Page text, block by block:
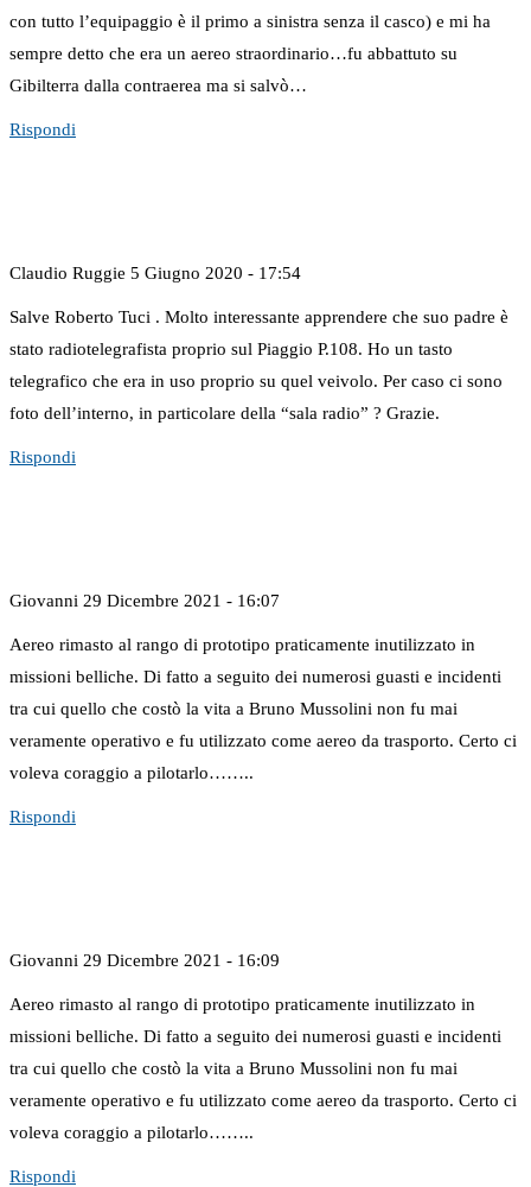
con tutto l’equipaggio è il primo a sinistra senza il casco) e mi ha
sempre detto che era un aereo straordinario…fu abbattuto su
Gibilterra dalla contraerea ma si salvò…
Rispondi
Claudio Ruggie 5 Giugno 2020 - 17:54
Salve Roberto Tuci . Molto interessante apprendere che suo padre è
stato radiotelegrafista proprio sul Piaggio P.108. Ho un tasto
telegrafico che era in uso proprio su quel veivolo. Per caso ci sono
foto dell’interno, in particolare della “sala radio” ? Grazie.
Rispondi
Giovanni 29 Dicembre 2021 - 16:07
Aereo rimasto al rango di prototipo praticamente inutilizzato in
missioni belliche. Di fatto a seguito dei numerosi guasti e incidenti
tra cui quello che costò la vita a Bruno Mussolini non fu mai
veramente operativo e fu utilizzato come aereo da trasporto. Certo ci
voleva coraggio a pilotarlo……..
Rispondi
Giovanni 29 Dicembre 2021 - 16:09
Aereo rimasto al rango di prototipo praticamente inutilizzato in
missioni belliche. Di fatto a seguito dei numerosi guasti e incidenti
tra cui quello che costò la vita a Bruno Mussolini non fu mai
veramente operativo e fu utilizzato come aereo da trasporto. Certo ci
voleva coraggio a pilotarlo……..
Rispondi